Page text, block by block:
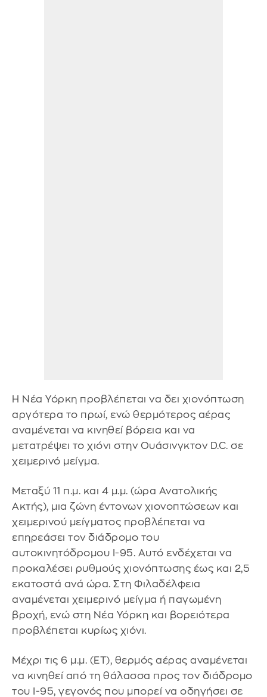
Η Νέα Υόρκη προβλέπεται να δει χιονόπτωση
αργότερα το πρωί, ενώ θερμότερος αέρας
αναμένεται να κινηθεί βόρεια και να
μετατρέψει το χιόνι στην Ουάσινγκτον D.C. σε
χειμερινό μείγμα.
Μεταξύ 11 π.μ. και 4 μ.μ. (ώρα Ανατολικής
Ακτής), μια ζώνη έντονων χιονοπτώσεων και
χειμερινού μείγματος προβλέπεται να
επηρεάσει τον διάδρομο του
αυτοκινητόδρομου I-95. Αυτό ενδέχεται να
προκαλέσει ρυθμούς χιονόπτωσης έως και 2,5
εκατοστά ανά ώρα. Στη Φιλαδέλφεια
αναμένεται χειμερινό μείγμα ή παγωμένη
βροχή, ενώ στη Νέα Υόρκη και βορειότερα
προβλέπεται κυρίως χιόνι.
Μέχρι τις 6 μ.μ. (ET), θερμός αέρας αναμένεται
να κινηθεί από τη θάλασσα προς τον διάδρομο
του I-95, γεγονός που μπορεί να οδηγήσει σε